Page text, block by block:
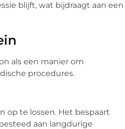
blijft, wat bijdraagt aan een
als een manier om
procedures.
op te lossen. Het bespaart
aan langdurige